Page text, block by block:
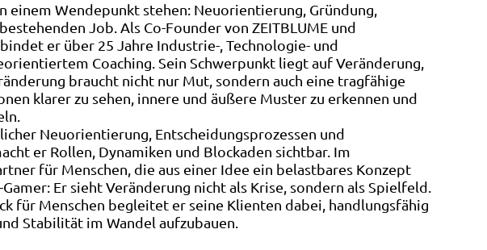
Wendepunkt stehen: Neuorientierung, Gründung,
Job. Als Co-Founder von ZEITBLUME und
er über 25 Jahre Industrie-, Technologie- und
Coaching. Sein Schwerpunkt liegt auf Veränderung,
braucht nicht nur Mut, sondern auch eine tragfähige
klarer zu sehen, innere und äußere Muster zu erkennen und
Neuorientierung, Entscheidungsprozessen und
er Rollen, Dynamiken und Blockaden sichtbar. Im
für Menschen, die aus einer Idee ein belastbares Konzept
Er sieht Veränderung nicht als Krise, sondern als Spielfeld.
für Menschen begleitet er seine Klienten dabei, handlungsfähig
Stabilität im Wandel aufzubauen.